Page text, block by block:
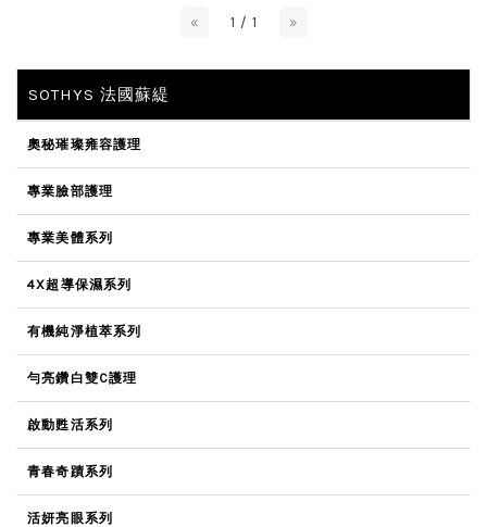
« 1 / 1 »
SOTHYS 法國蘇緹
奧秘璀璨雍容護理
專業臉部護理
專業美體系列
4X超導保濕系列
有機純淨植萃系列
勻亮鑽白雙C護理
啟動甦活系列
青春奇蹟系列
活妍亮眼系列